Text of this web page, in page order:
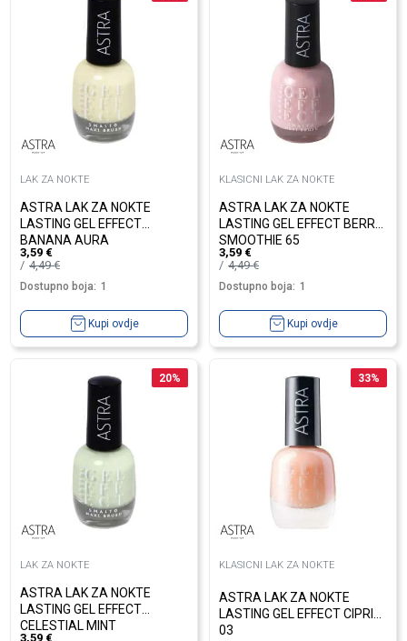
LAK ZA NOKTE
ASTRA LAK ZA NOKTE
LASTING GEL EFFECT
BANANA AURA
3,59 €
4,49€
Dostupno boja: 1
Kupi ovdje
KLASICNI LAK ZA NOKTE
ASTRA LAK ZA NOKTE
LASTING GEL EFFECT BERRY
SMOOTHIE 65
3,59 €
4,49€
Dostupno boja: 1
Kupi ovdje
20%
LAK ZA NOKTE
ASTRA LAK ZA NOKTE
LASTING GEL EFFECT
CELESTIAL MINT
3,59 €
33%
KLASICNI LAK ZA NOKTE
ASTRA LAK ZA NOKTE
LASTING GEL EFFECT CIPRIA
03